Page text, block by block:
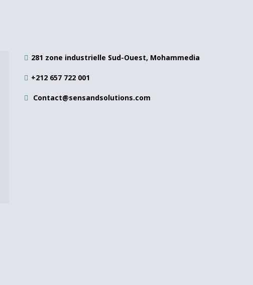
281 zone industrielle Sud-Ouest, Mohammedia
+212 657 722 001
Contact@sensandsolutions.com